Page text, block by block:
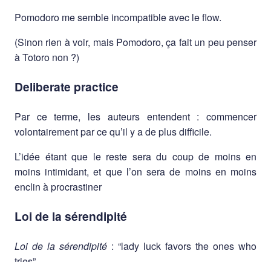
Pomodoro me semble incompatible avec le flow.
(Sinon rien à voir, mais Pomodoro, ça fait un peu penser
à Totoro non ?)
Deliberate practice
Par ce terme, les auteurs entendent : commencer
volontairement par ce qu’il y a de plus difficile.
L’idée étant que le reste sera du coup de moins en
moins intimidant, et que l’on sera de moins en moins
enclin à procrastiner
Loi de la sérendipité
Loi de la sérendipité : “lady luck favors the ones who